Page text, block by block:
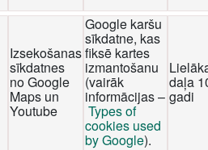
Izsekošanas
sīkdatnes
no Google
Maps un
Youtube
Google karšu
sīkdatne, kas
fiksē kartes
izmantošanu
(vairāk
informācijas –
Types of
cookies used
by Google).
daļa
gadi